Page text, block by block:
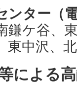
ンター（
鎌ケ谷、
東中沢、
による